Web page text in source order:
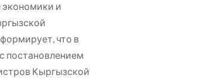
и
что в
постановлением
Кыргызской